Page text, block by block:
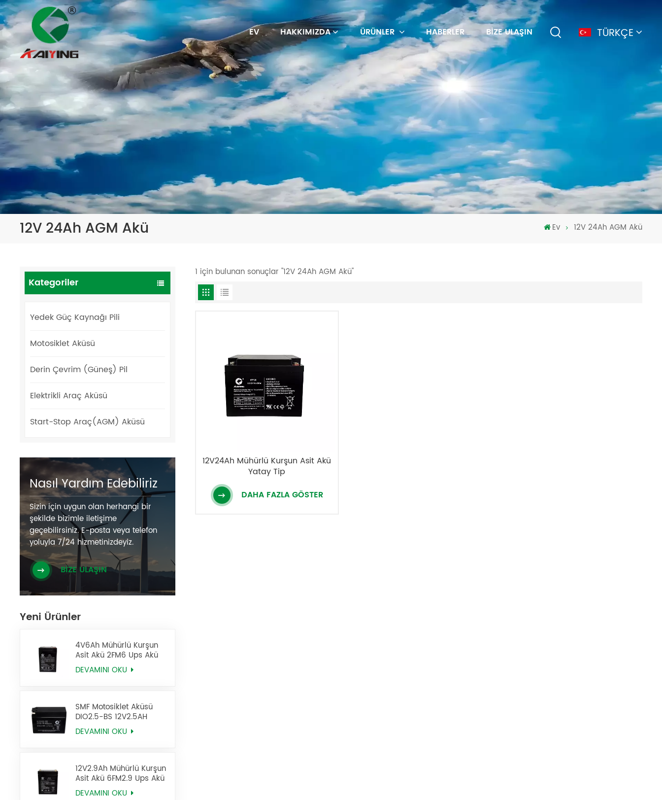
EV HAKKIMIZDA ÜRÜNLER HABERLER BIZE ULAŞIN TÜRKÇE
español
português
12V 24Ah AGM Akü Ev 12V 24Ah AGM Akü
Kategoriler
Yedek Güç Kaynağı Pili
Motosiklet Aküsü
Derin Çevrim (Güneş) Pil
Elektrikli Araç Aküsü
Start-Stop Araç(AGM) Aküsü
Nasıl Yardım Edebiliriz
Sizin için uygun olan herhangi bir
şekilde bizimle iletişime
geçebilirsiniz. E-posta veya telefon
yoluyla 7/24 hizmetinizdeyiz.
BİZE ULAŞIN
Yeni Ürünler
4V6Ah Mühürlü Kurşun
Asit Akü 2FM6 Ups Akü
DEVAMINI OKU
SMF Motosiklet Aküsü
DIO2.5-BS 12V2.5AH
DEVAMINI OKU
12V2.9Ah Mühürlü Kurşun
Asit Akü 6FM2.9 Ups Akü
DEVAMINI OKU
1 için bulunan sonuçlar "12V 24Ah AGM Akü"
12V24Ah Mühürlü Kurşun Asit Akü
Yatay Tip
DAHA FAZLA GÖSTER